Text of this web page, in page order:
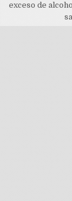
exceso de